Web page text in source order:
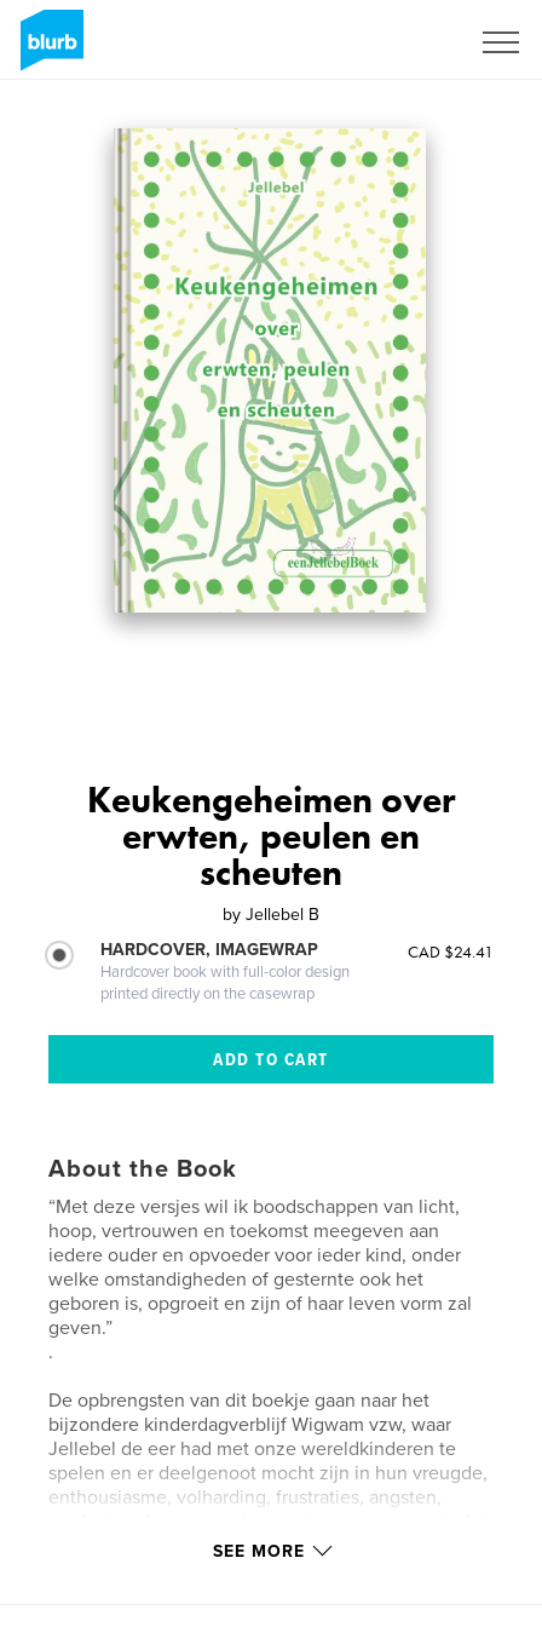
Keukengeheimen over
erwten, peulen en
scheuten
by Jellebel B
HARDCOVER, IMAGEWRAP
Hardcover book with full-color design
printed directly on the casewrap
CAD $24.41
About the Book
“Met deze versjes wil ik boodschappen van licht,
hoop, vertrouwen en toekomst meegeven aan
iedere ouder en opvoeder voor ieder kind, onder
welke omstandigheden of gesternte ook het
geboren is, opgroeit en zijn of haar leven vorm zal
geven.”
.
De opbrengsten van dit boekje gaan naar het
bijzondere kinderdagverblijf Wigwam vzw, waar
Jellebel de eer had met onze wereldkinderen te
spelen en er deelgenoot mocht zijn in hun vreugde,
enthousiasme, volharding, frustraties, angsten,
SEE MORE